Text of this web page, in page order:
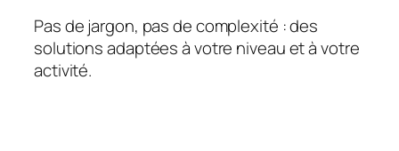
Pas de jargon, pas de complexité : des
solutions adaptées à votre niveau et à votre
activité.